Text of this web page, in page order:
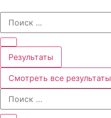
содержимому
Search
Результаты
Смотреть все результаты